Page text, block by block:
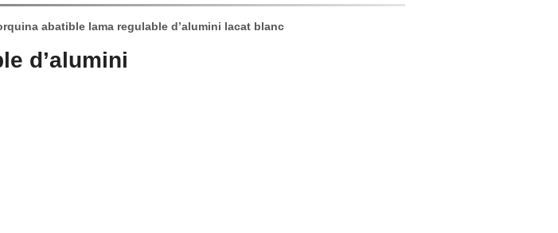
abatible lama regulable d’alumini lacat blanc
d’alumini